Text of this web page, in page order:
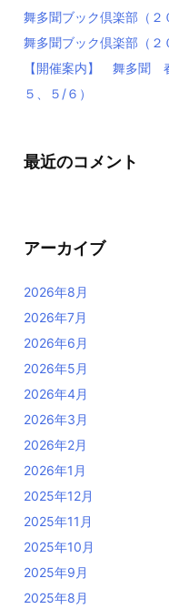
舞多聞ブック倶楽部（２
舞多聞ブック倶楽部（２
【開催案内】 舞多聞
５、５/６）
最近のコメント
アーカイブ
2026年8月
2026年7月
2026年6月
2026年5月
2026年4月
2026年3月
2026年2月
2026年1月
2025年12月
2025年11月
2025年10月
2025年9月
2025年8月